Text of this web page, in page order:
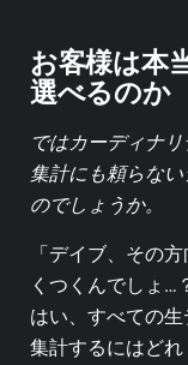
お客様は本
選べるのか
ではカーディナ
集計にも頼らな
のでしょうか。
「デイブ、その
くつくんでしょ…
はい、すべての
集計するにはど